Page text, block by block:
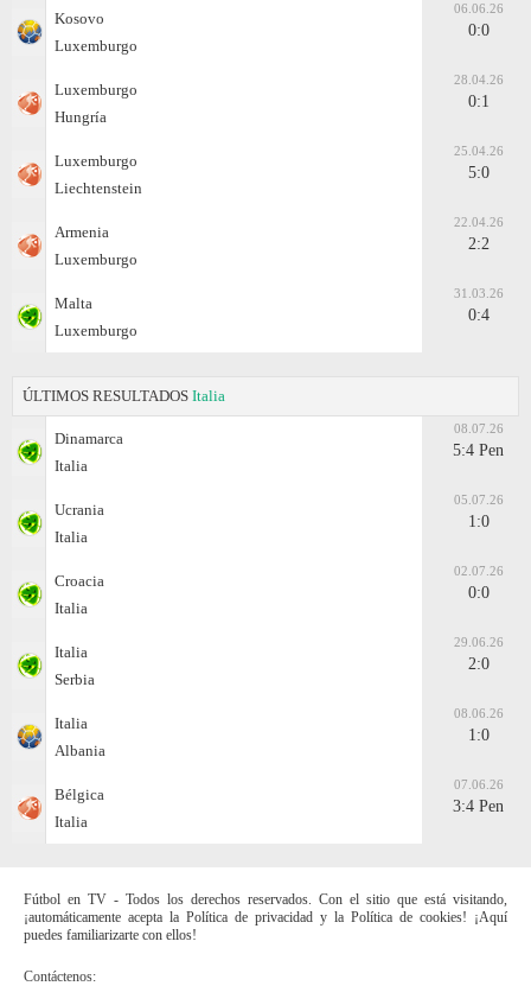
Kosovo
Luxemburgo
06.06.26
0:0
Luxemburgo
Hungría
28.04.26
0:1
Luxemburgo
Liechtenstein
25.04.26
5:0
Armenia
Luxemburgo
22.04.26
2:2
Malta
Luxemburgo
31.03.26
0:4
ÚLTIMOS RESULTADOS Italia
Dinamarca
Italia
08.07.26
5:4 Pen
Ucrania
Italia
05.07.26
1:0
Croacia
Italia
02.07.26
0:0
Italia
Serbia
29.06.26
2:0
Italia
Albania
08.06.26
1:0
Bélgica
Italia
07.06.26
3:4 Pen
Fútbol en TV - Todos los derechos reservados. Con el sitio que está visitando,
¡automáticamente acepta la Política de privacidad y la Política de cookies! ¡Aquí
puedes familiarizarte con ellos!
Contáctenos: